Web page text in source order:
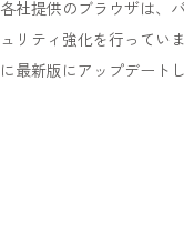
各社提供のブラウザは、
ュリティ強化を行ってい
に最新版にアップデート